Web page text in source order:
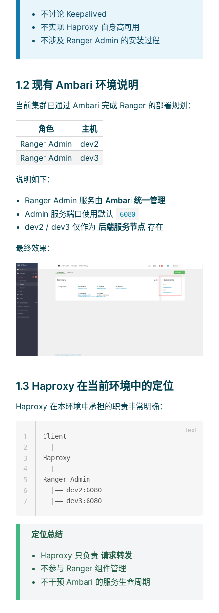
不讨论 Keepalived
不实现 Haproxy 自身高可用
不涉及 Ranger Admin 的安装过程
1.2 现有 Ambari 环境说明
当前集群已通过 Ambari 完成 Ranger 的部署规划：
角色
主机
Ranger Admin
dev2
Ranger Admin
dev3
说明如下：
Ranger Admin 服务由Ambari 统一管理
Admin 服务端口使用默认
6080
dev2 / dev3 仅作为 后端服务节点 存在
最终效果：
1.3 Haproxy 在当前环境中的定位
Haproxy 在本环境中承担的职责非常明确：
Client
Haproxy
Ranger Admin
  |—— dev2:6080
1
2
3
4
5
6
7
定位总结
Haproxy 只负责请求转发
不参与 Ranger 组件管理
不干预 Ambari 的服务生命周期